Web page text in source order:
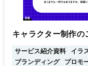
キャラクター制作の
サービス紹介資料 イラ
ブランディング
プロモ